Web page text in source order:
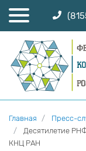
Главная Пресс-
Десятилетие
КНЦ РАН